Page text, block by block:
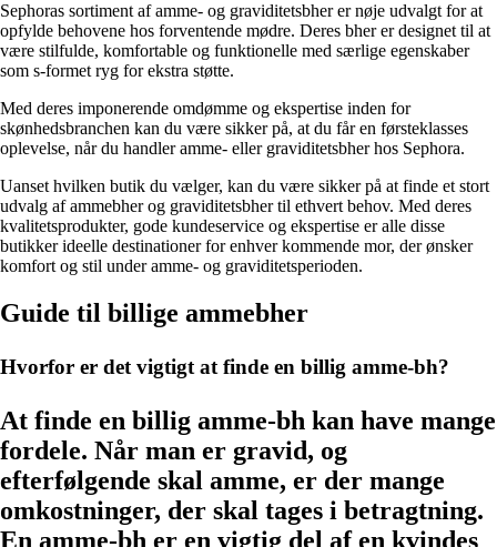
Sephoras sortiment af amme- og graviditetsbher er nøje udvalgt for at
opfylde behovene hos forventende mødre. Deres bher er designet til at
være stilfulde, komfortable og funktionelle med særlige egenskaber
som s-formet ryg for ekstra støtte.
Med deres imponerende omdømme og ekspertise inden for
skønhedsbranchen kan du være sikker på, at du får en førsteklasses
oplevelse, når du handler amme- eller graviditetsbher hos Sephora.
Uanset hvilken butik du vælger, kan du være sikker på at finde et stort
udvalg af ammebher og graviditetsbher til ethvert behov. Med deres
kvalitetsprodukter, gode kundeservice og ekspertise er alle disse
butikker ideelle destinationer for enhver kommende mor, der ønsker
komfort og stil under amme- og graviditetsperioden.
Guide til billige ammebher
Hvorfor er det vigtigt at finde en billig amme-bh?
At finde en billig amme-bh kan have mange
fordele. Når man er gravid, og
efterfølgende skal amme, er der mange
omkostninger, der skal tages i betragtning.
En amme-bh er en vigtig del af en kvindes